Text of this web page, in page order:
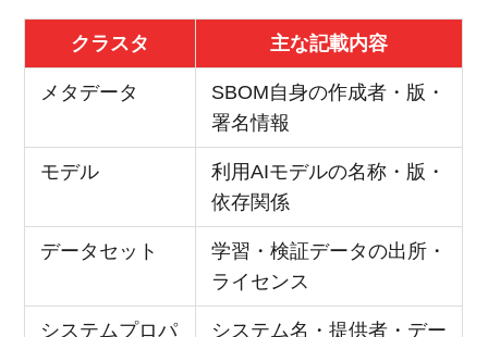
クラスタ 主な記載内容
メタデータ
SBOM自身の作成者・版・
署名情報
モデル
利用AIモデルの名称・版・
依存関係
データセット
学習・検証データの出所・
ライセンス
システムプロパ システム名・提供者・デー